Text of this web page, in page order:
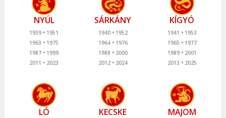
NYÚL
1939
1951
1963
1975
1987
1999
2011
2023
SÁRKÁNY
1940
1952
1964
1976
1988
2000
2012
2024
KÍGYÓ
1941
1953
1965
1977
1989
2001
2013
2025
LÓ KECSKE MAJOM